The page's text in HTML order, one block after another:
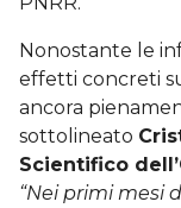
Nonostante le
effetti concreti
ancora
sottolineato
Scientifico
“Nei primi mesi